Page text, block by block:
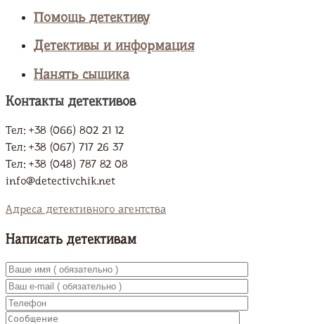
Помощь детективу
Детективы и информация
Нанять сыщика
Контакты детективов
Тел: +38 (066) 802 21 12
Тел: +38 (067) 717 26 37
Тел: +38 (048) 787 82 08
info@detectivchik.net
Адреса детективного агентства
Написать детективам